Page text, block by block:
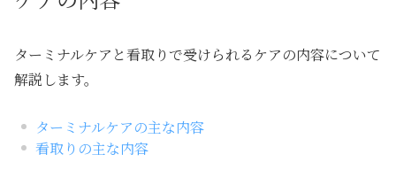
ターミナルケアと看取りで受けられるケアの内容について
解説します。
ターミナルケアの主な内容
看取りの主な内容